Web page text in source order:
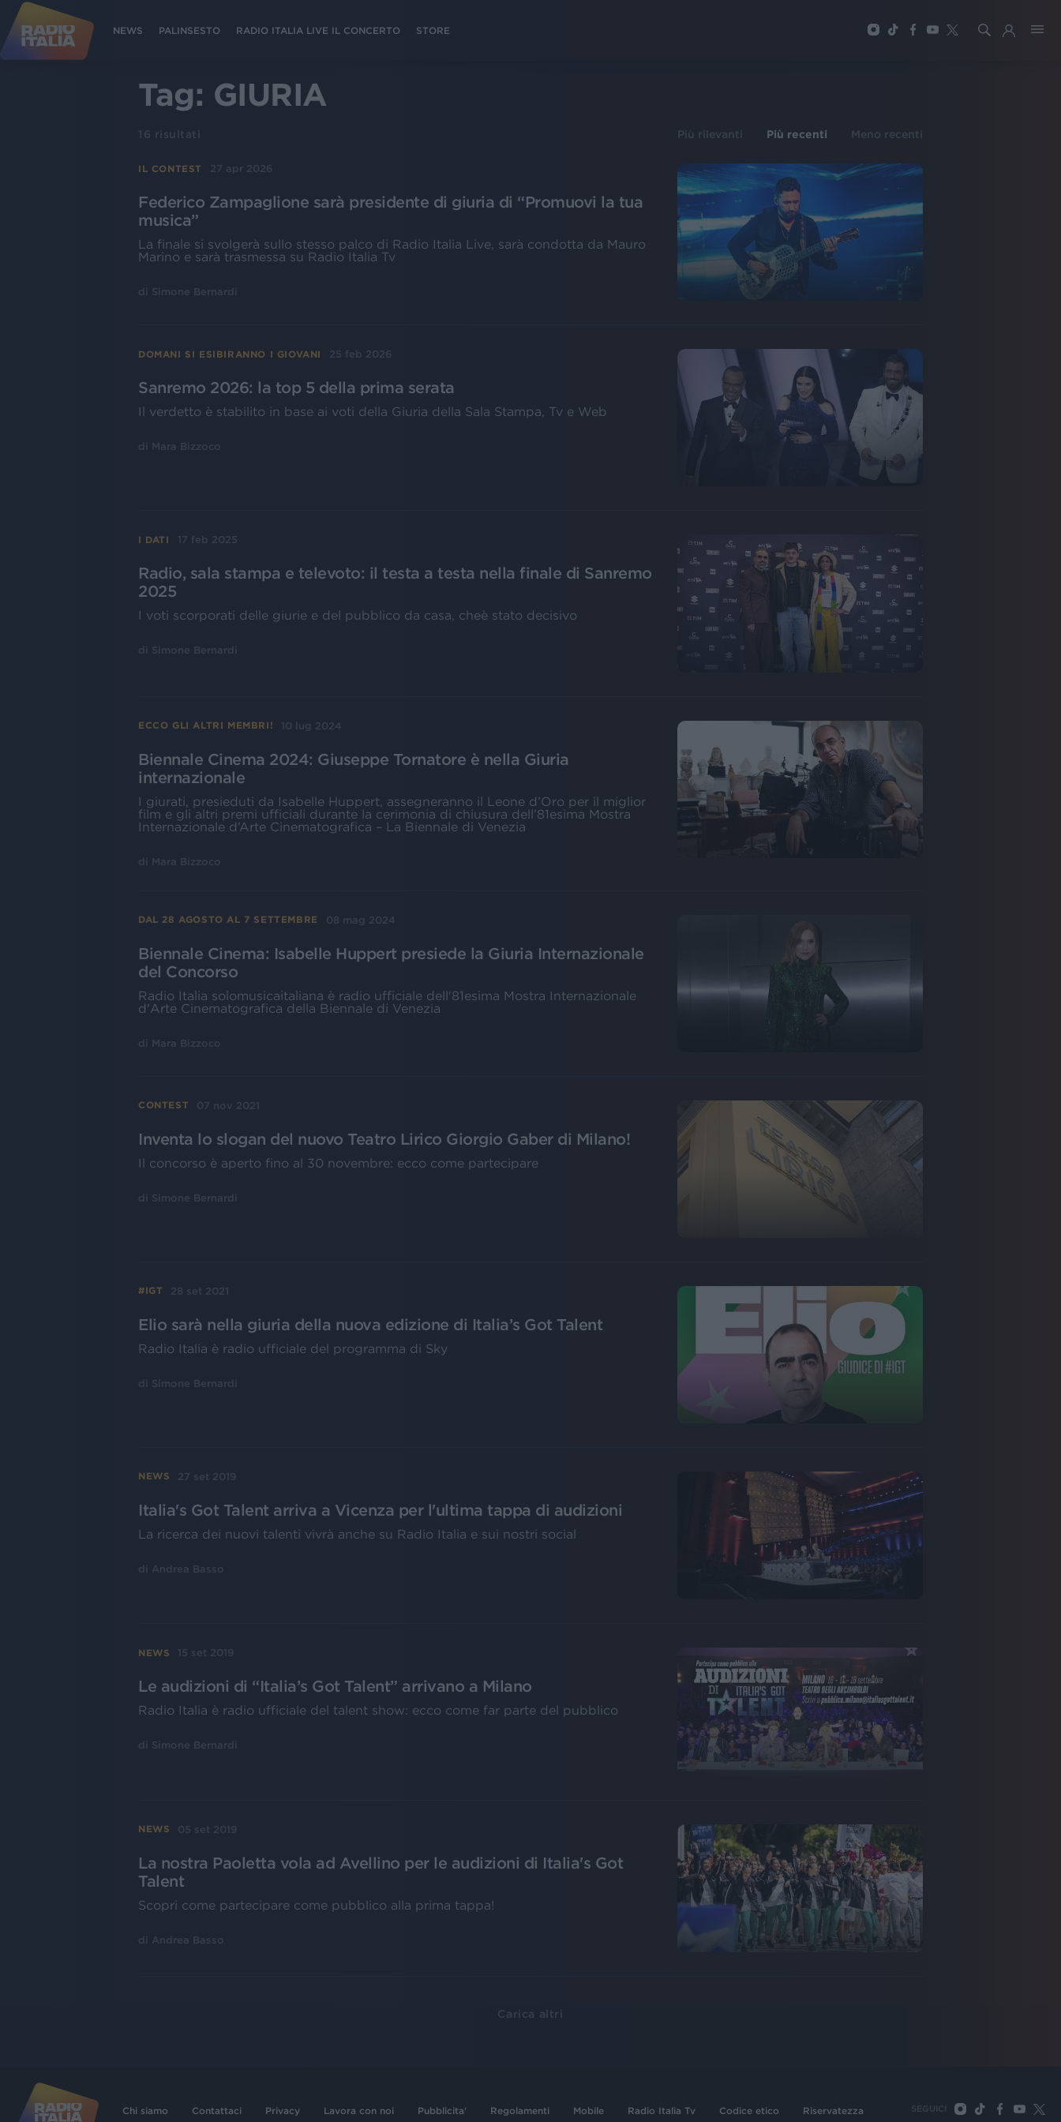
NEWS PALINSESTO RADIO ITALIA LIVE IL CONCERTO STORE
Tag: GIURIA
16 risultati Più rilevanti Più recenti Meno recenti
IL CONTEST 27 apr 2026
Federico Zampaglione sarà presidente di giuria di “Promuovi la tua
musica”
La finale si svolgerà sullo stesso palco di Radio Italia Live, sarà condotta da Mauro
Marino e sarà trasmessa su Radio Italia Tv
di Simone Bernardi
DOMANI SI ESIBIRANNO I GIOVANI 25 feb 2026
Sanremo 2026: la top 5 della prima serata
Il verdetto è stabilito in base ai voti della Giuria della Sala Stampa, Tv e Web
di Mara Bizzoco
I DATI 17 feb 2025
Radio, sala stampa e televoto: il testa a testa nella finale di Sanremo
2025
I voti scorporati delle giurie e del pubblico da casa, cheè stato decisivo
di Simone Bernardi
ECCO GLI ALTRI MEMBRI! 10 lug 2024
Biennale Cinema 2024: Giuseppe Tornatore è nella Giuria
internazionale
I giurati, presieduti da Isabelle Huppert, assegneranno il Leone d’Oro per il miglior
film e gli altri premi ufficiali durante la cerimonia di chiusura dell’81esima Mostra
Internazionale d’Arte Cinematografica – La Biennale di Venezia
di Mara Bizzoco
DAL 28 AGOSTO AL 7 SETTEMBRE 08 mag 2024
Biennale Cinema: Isabelle Huppert presiede la Giuria Internazionale
del Concorso
Radio Italia solomusicaitaliana è radio ufficiale dell'81esima Mostra Internazionale
d'Arte Cinematografica della Biennale di Venezia
di Mara Bizzoco
CONTEST 07 nov 2021
Inventa lo slogan del nuovo Teatro Lirico Giorgio Gaber di Milano!
Il concorso è aperto fino al 30 novembre: ecco come partecipare
di Simone Bernardi
#IGT 28 set 2021
Elio sarà nella giuria della nuova edizione di Italia’s Got Talent
Radio Italia è radio ufficiale del programma di Sky
di Simone Bernardi
NEWS 27 set 2019
Italia's Got Talent arriva a Vicenza per l'ultima tappa di audizioni
La ricerca dei nuovi talenti vivrà anche su Radio Italia e sui nostri social
di Andrea Basso
NEWS 15 set 2019
Le audizioni di “Italia’s Got Talent” arrivano a Milano
Radio Italia è radio ufficiale del talent show: ecco come far parte del pubblico
di Simone Bernardi
NEWS 05 set 2019
La nostra Paoletta vola ad Avellino per le audizioni di Italia's Got
Talent
Scopri come partecipare come pubblico alla prima tappa!
di Andrea Basso
Carica altri
Chi siamo Contattaci Privacy Lavora con noi Pubblicita' Regolamenti Mobile Radio Italia Tv Codice etico Riservatezza SEGUICI